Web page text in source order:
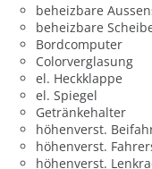
beheizbare
beheizbare
Bordcomputer
Colorverglasung
el. Heckklappe
el. Spiegel
Getränkehalter
höhenverst.
höhenverst.
höhenverst.